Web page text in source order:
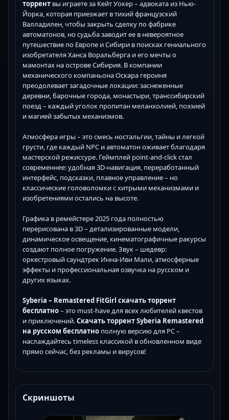
торрент вы играете за Кейт Уокер – адвоката из Нью-
Йорка, которая приезжает в тихий французский
Валладилен, чтобы закрыть сделку по фабрике
автоматонов, но судьба заводит ее в невероятное
путешествие по Европе и Сибири в поисках гениального
изобретателя Ханса Воральберга и его мечты о
мамонтах на острове Сибирия. В компании
механического компаньона Оскара героиня
преодолевает загадочные локации: заснеженные
деревни, барочные города, монастыри, транссибирский
поезд – каждый уголок пропитан меланхолией, поэзией
и магией забытых механизмов.
Атмосфера игры – это смесь ностальгии, тайны и легкой
грусти, где каждый NPC и автоматон оживает благодаря
мастерской режиссуре. Геймплей point-and-click стал
современнее: удобная 3D-навигация, переработанный
интерфейс, подсказки, плавное управление – но
классические головоломки с хитрыми механизмами и
изобретениями остались на высоте.
Графика в ремейстере 2025 года полностью
перерисована в 3D – детализированные модели,
динамическое освещение, кинематографичные ракурсы
создают полное погружение. Звук – шедевр:
оркестровый саундтрек Инна-Иви Мали, атмосферные
эффекты и профессиональная озвучка на русском и
других языках.
Syberia – Remastered FitGirl скачать торрент
бесплатно– это must-have для всех любителей квестов
и приключений.Скачать торрент Syberia Remastered
на русском бесплатно полную версию для PC –
наслаждайтесь timeless классикой в обновленном виде
прямо сейчас, без рекламы и вирусов!
Скриншоты